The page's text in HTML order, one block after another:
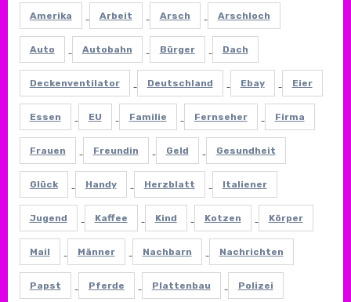
Amerika Arbeit Arsch Arschloch
Auto Autobahn Bürger Dach
Deckenventilator Deutschland Ebay Eier
Essen EU Familie Fernseher Firma
Frauen Freundin Geld Gesundheit
Glück Handy Herzblatt Italiener
Jugend Kaffee Kind Kotzen Körper
Mail Männer Nachbarn Nachrichten
Papst Pferde Plattenbau Polizei